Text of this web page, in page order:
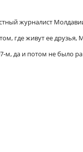
журналист
где живут ее
м, да и потом не было